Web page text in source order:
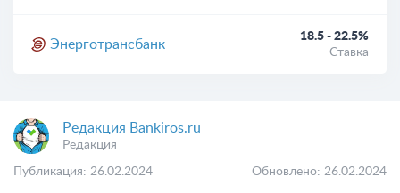
Энерготрансбанк
18.5 - 22.5%
Ставка
Редакция Bankiros.ru
Редакция
Публикация: 26.02.2024 Обновлено: 26.02.2024